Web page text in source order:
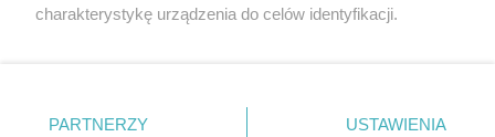
charakterystykę urządzenia do celów identyfikacji.
zmienić/wycofać klikając przycisk ustawień prywatności
PARTNERZY USTAWIENIA